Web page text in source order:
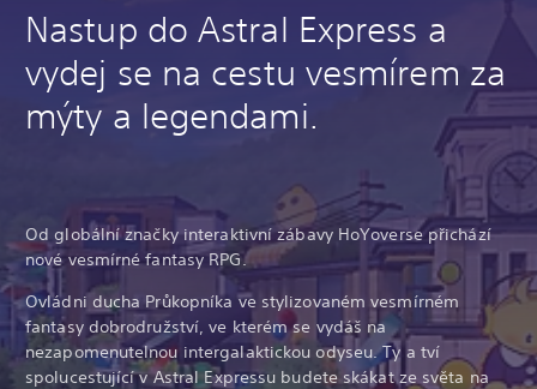
Nastup do Astral Express a
vydej se na cestu vesmírem za
mýty a legendami.
Od globální značky interaktivní zábavy HoYoverse přichází
nové vesmírné fantasy RPG.
Ovládni ducha Průkopníka ve stylizovaném vesmírném
fantasy dobrodružství, ve kterém se vydáš na
nezapomenutelnou intergalaktickou odyseu. Ty a tví
spolucestující v Astral Expressu budete skákat ze světa na